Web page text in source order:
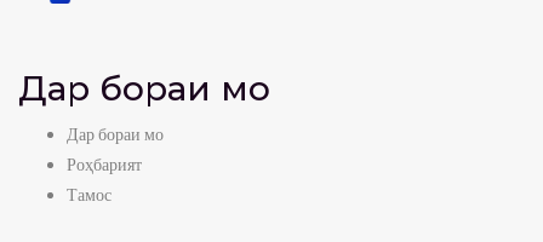
Дар бораи мо
Дар бораи мо
Роҳбарият
Тамос